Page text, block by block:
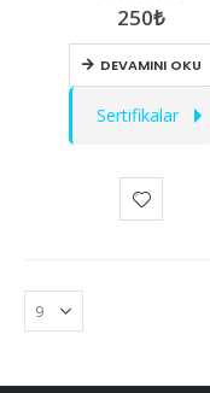
out of 5
250₺
DEVAMINI OKU
Sertifikalar